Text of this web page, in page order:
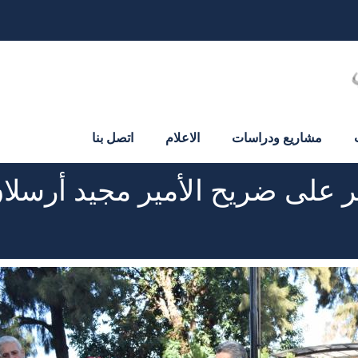
مشاريع ودراسات الاعلام اتصل بنا
على ضريح الأمير مجيد